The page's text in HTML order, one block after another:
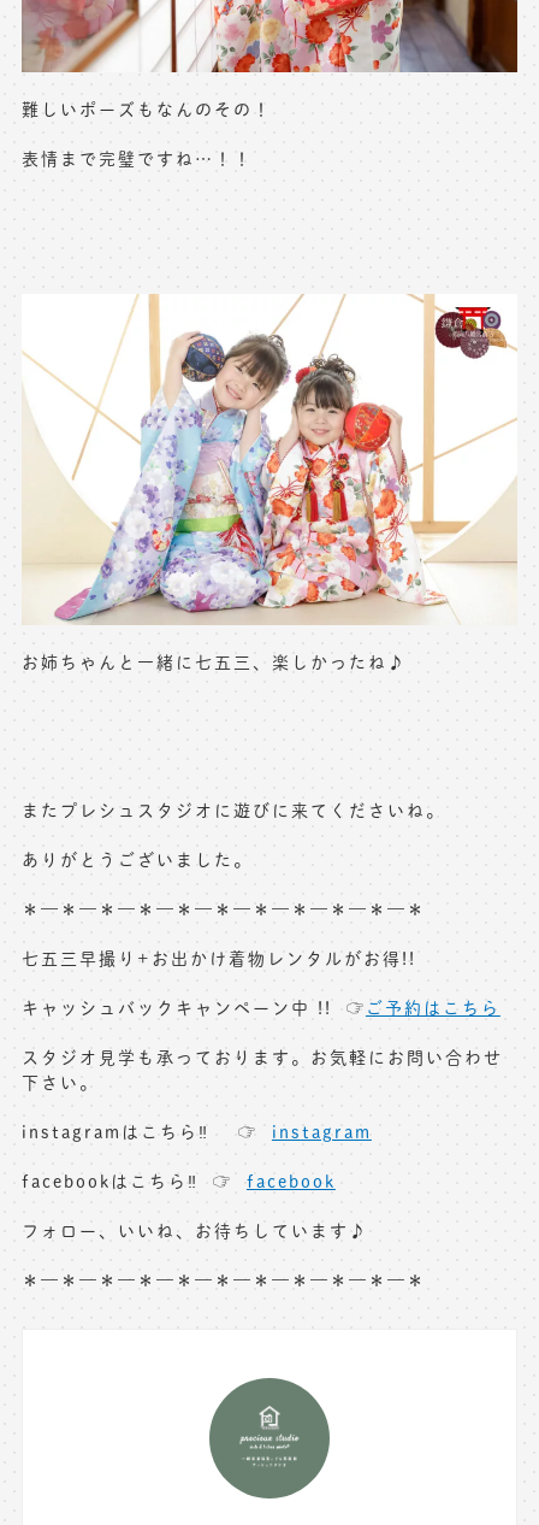
難しいポーズもなんのその！
表情まで完璧ですね…！！
お姉ちゃんと一緒に七五三、楽しかったね♪
またプレシュスタジオに遊びに来てくださいね。
ありがとうございました。
＊—＊—＊—＊—＊—＊—＊—＊—＊—＊—＊
七五三早撮り+お出かけ着物レンタルがお得!!
キャッシュバックキャンペーン中 !! ☞ ご予約はこちら
スタジオ見学も承っております。お気軽にお問い合わせ
下さい。
instagramはこちら‼︎ ☞ instagram
facebookはこちら‼︎ ☞ facebook
フォロー、いいね、お待ちしています♪
＊—＊—＊—＊—＊—＊—＊—＊—＊—＊—＊